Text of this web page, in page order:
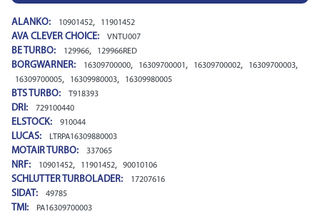
ALANKO: 10901452, 11901452
AVA CLEVER CHOICE: VNTU007
BE TURBO: 129966, 129966RED
BORGWARNER: 16309700000, 16309700001 , 16309700002, 16309700003,
16309700005, 16309980003, 16309980005
BTS TURBO: T918393
DRI: 729100440
ELSTOCK: 910044
LUCAS: LTRPA16309880003
MOTAIR TURBO: 337065
NRF: 10901452, 11901452, 90010106
SCHLUTTER TURBOLADER: 17207616
SIDAT: 49785
TMI: PA16309700003